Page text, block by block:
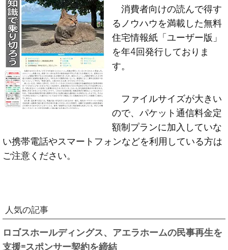
消費者向けの読んで得す
るノウハウを満載した無料
住宅情報紙「ユーザー版」
を年4回発行しておりま
す。
ファイルサイズが大きい
ので、パケット通信料金定
額制プランに加入していな
い携帯電話やスマートフォンなどを利用している方は
ご注意ください。
人気の記事
ロゴスホールディングス、アエラホームの民事再生を
支援=スポンサー契約を締結